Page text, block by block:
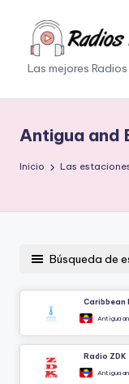
Saltar
contenidoLas mejores
Antigua and
Inicio Las
Búsqueda de
Caribbean
Antigua
Radio ZDK
Antigua